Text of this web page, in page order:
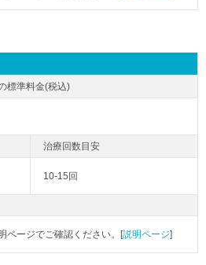
10-15回
ページでご確認ください。[説明ページ]